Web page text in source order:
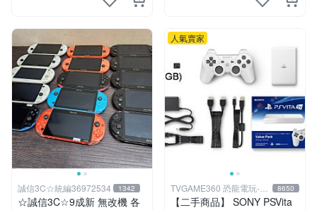
誠信3C☆統編36972534 1342
☆誠信3C☆9成新 無改機 各
人氣賣家
TVGAME360 恐龍電玩-台
中店
8650
【二手商品】 SONY PSVita